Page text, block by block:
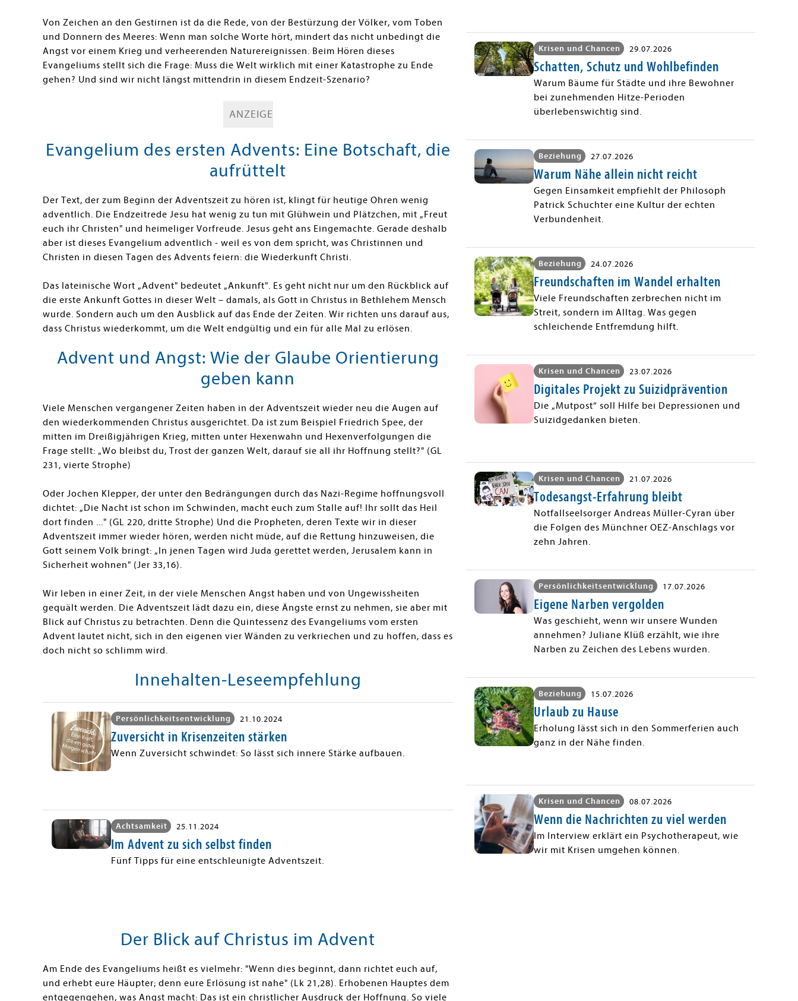
Von Zeichen an den Gestirnen ist da die Rede, von der Bestürzung der Völker, vom Toben
und Donnern des Meeres: Wenn man solche Worte hört, mindert das nicht unbedingt die
Angst vor einem Krieg und verheerenden Naturereignissen. Beim Hören dieses
Evangeliums stellt sich die Frage: Muss die Welt wirklich mit einer Katastrophe zu Ende
gehen? Und sind wir nicht längst mittendrin in diesem Endzeit-Szenario?
ANZEIGE
Evangelium des ersten Advents: Eine Botschaft, die
aufrüttelt
Der Text, der zum Beginn der Adventszeit zu hören ist, klingt für heutige Ohren wenig
adventlich. Die Endzeitrede Jesu hat wenig zu tun mit Glühwein und Plätzchen, mit „Freut
euch ihr Christen" und heimeliger Vorfreude. Jesus geht ans Eingemachte. Gerade deshalb
aber ist dieses Evangelium adventlich - weil es von dem spricht, was Christinnen und
Christen in diesen Tagen des Advents feiern: die Wiederkunft Christi.
Das lateinische Wort „Advent" bedeutet „Ankunft". Es geht nicht nur um den Rückblick auf
die erste Ankunft Gottes in dieser Welt – damals, als Gott in Christus in Bethlehem Mensch
wurde. Sondern auch um den Ausblick auf das Ende der Zeiten. Wir richten uns darauf aus,
dass Christus wiederkommt, um die Welt endgültig und ein für alle Mal zu erlösen.
Advent und Angst: Wie der Glaube Orientierung
geben kann
Viele Menschen vergangener Zeiten haben in der Adventszeit wieder neu die Augen auf
den wiederkommenden Christus ausgerichtet. Da ist zum Beispiel Friedrich Spee, der
mitten im Dreißigjährigen Krieg, mitten unter Hexenwahn und Hexenverfolgungen die
Frage stellt: „Wo bleibst du, Trost der ganzen Welt, darauf sie all ihr Hoffnung stellt?" (GL
231, vierte Strophe)
Oder Jochen Klepper, der unter den Bedrängungen durch das Nazi-Regime hoffnungsvoll
dichtet: „Die Nacht ist schon im Schwinden, macht euch zum Stalle auf! Ihr sollt das Heil
dort finden ..." (GL 220, dritte Strophe) Und die Propheten, deren Texte wir in dieser
Adventszeit immer wieder hören, werden nicht müde, auf die Rettung hinzuweisen, die
Gott seinem Volk bringt: „In jenen Tagen wird Juda gerettet werden, Jerusalem kann in
Sicherheit wohnen" (Jer 33,16).
Wir leben in einer Zeit, in der viele Menschen Angst haben und von Ungewissheiten
gequält werden. Die Adventszeit lädt dazu ein, diese Ängste ernst zu nehmen, sie aber mit
Blick auf Christus zu betrachten. Denn die Quintessenz des Evangeliums vom ersten
Advent lautet nicht, sich in den eigenen vier Wänden zu verkriechen und zu hoffen, dass es
doch nicht so schlimm wird.
Innehalten-Leseempfehlung
Persönlichkeitsentwicklung 21.10.2024
Zuversicht in Krisenzeiten stärken
Wenn Zuversicht schwindet: So lässt sich innere Stärke aufbauen.
Achtsamkeit 25.11.2024
Im Advent zu sich selbst finden
Fünf Tipps für eine entschleunigte Adventszeit.
Der Blick auf Christus im Advent
Am Ende des Evangeliums heißt es vielmehr: "Wenn dies beginnt, dann richtet euch auf,
und erhebt eure Häupter; denn eure Erlösung ist nahe" (Lk 21,28). Erhobenen Hauptes dem
entgegengehen, was Angst macht: Das ist ein christlicher Ausdruck der Hoffnung. So viele
Krisen und Chancen 29.07.2026
Schatten, Schutz und Wohlbefinden
Warum Bäume für Städte und ihre Bewohner
bei zunehmenden Hitze-Perioden
überlebenswichtig sind.
Beziehung 27.07.2026
Warum Nähe allein nicht reicht
Gegen Einsamkeit empfiehlt der Philosoph
Patrick Schuchter eine Kultur der echten
Verbundenheit.
Beziehung 24.07.2026
Freundschaften im Wandel erhalten
Viele Freundschaften zerbrechen nicht im
Streit, sondern im Alltag. Was gegen
schleichende Entfremdung hilft.
Krisen und Chancen 23.07.2026
Digitales Projekt zu Suizidprävention
Die „Mutpost“ soll Hilfe bei Depressionen und
Suizidgedanken bieten.
Krisen und Chancen 21.07.2026
Todesangst-Erfahrung bleibt
Notfallseelsorger Andreas Müller-Cyran über
die Folgen des Münchner OEZ-Anschlags vor
zehn Jahren.
Persönlichkeitsentwicklung 17.07.2026
Eigene Narben vergolden
Was geschieht, wenn wir unsere Wunden
annehmen? Juliane Klüß erzählt, wie ihre
Narben zu Zeichen des Lebens wurden.
Beziehung 15.07.2026
Urlaub zu Hause
Erholung lässt sich in den Sommerferien auch
ganz in der Nähe finden.
Krisen und Chancen 08.07.2026
Wenn die Nachrichten zu viel werden
Im Interview erklärt ein Psychotherapeut, wie
wir mit Krisen umgehen können.